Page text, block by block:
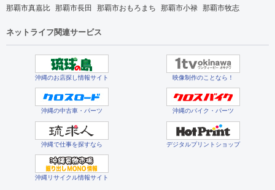
那覇市真嘉比 那覇市長田 那覇市おもろまち 那覇市小禄 那覇市牧志
ネットライフ関連サービス
沖縄のお店探し情報サイト 映像制作のことなら！
沖縄の中古車・パーツ 沖縄のバイク・パーツ
沖縄で仕事を探すなら デジタルプリントショップ
沖縄リサイクル情報サイト